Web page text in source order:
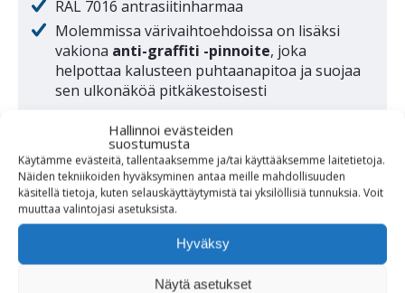
Hallinnoi evästeiden
suostumusta
Käytämme evästeitä, tallentaaksemme ja/tai käyttääksemme laitetietoja.
Näiden tekniikoiden hyväksyminen antaa meille mahdollisuuden
käsitellä tietoja, kuten selauskäyttäytymistä tai yksilöllisiä tunnuksia. Voit
muuttaa valintojasi asetuksista.
Hyväksy
Näytä asetukset
RAL 7016 antrasiitinharmaa
Molemmissa värivaihtoehdoissa on lisäksi
vakiona anti-graffiti -pinnoite, joka
helpottaa kalusteen puhtaanapitoa ja suojaa
sen ulkonäköä pitkäkestoisesti
Erikoisvärit pidemmällä toimitusajalla
DB 703 metalliantrasiitti
RAL 3003 punainen
RAL 5002 sininen
Muut RAL-värit tarjouksen mukaan